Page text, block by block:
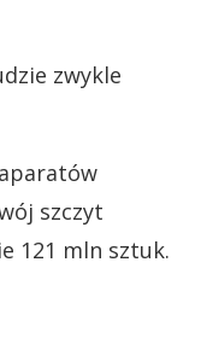
zwykle
szczyt
121 mln sztuk.